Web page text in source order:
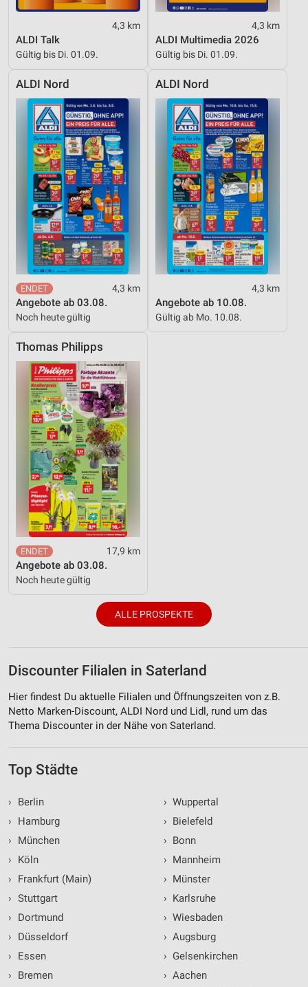
4,3 km
ALDI Talk
Gültig bis Di. 01.09.
4,3 km
ALDI Multimedia 2026
Gültig bis Di. 01.09.
ALDI Nord
4,3 km
Angebote ab 03.08.
Noch heute gültig
ALDI Nord
4,3 km
Angebote ab 10.08.
Gültig ab Mo. 10.08.
Thomas Philipps
17,9 km
Angebote ab 03.08.
Noch heute gültig
ALLE PROSPEKTE
Discounter Filialen in Saterland
Hier findest Du aktuelle Filialen und Öffnungszeiten von z.B.
Netto Marken-Discount, ALDI Nord und Lidl, rund um das
Thema Discounter in der Nähe von Saterland.
Top Städte
›
Berlin
›
Hamburg
›
München
›
Köln
›
Frankfurt (Main)
› Stuttgart
›
Dortmund
›
Düsseldorf
›
Essen
›
Bremen
› Wuppertal
› Bielefeld
› Bonn
› Mannheim
› Münster
› Karlsruhe
› Wiesbaden
› Augsburg
› Gelsenkirchen
› Aachen